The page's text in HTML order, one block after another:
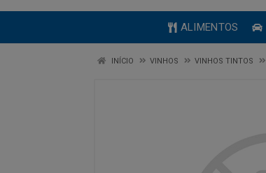
ALIMENTOS
INÍCIO VINHOS VINHOS TINTOS